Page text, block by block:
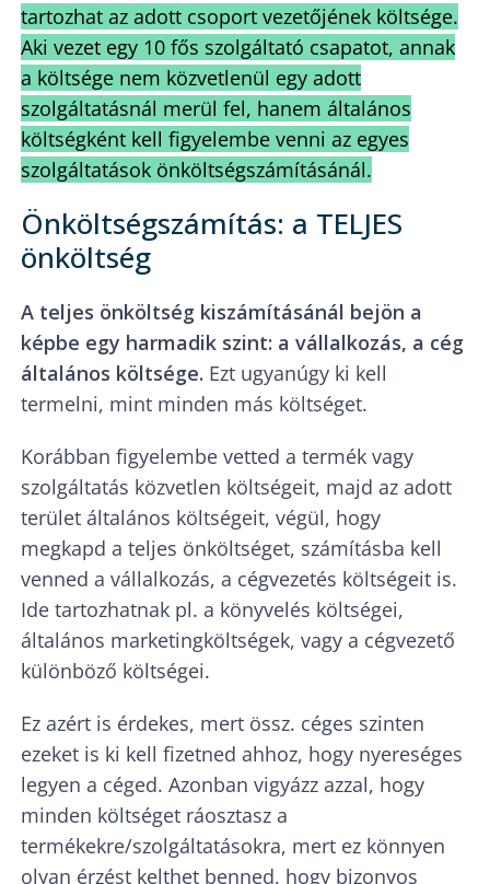
tartozhat az adott csoport vezetőjének költsége.
Aki vezet egy 10 fős szolgáltató csapatot, annak
a költsége nem közvetlenül egy adott
szolgáltatásnál merül fel, hanem általános
költségként kell figyelembe venni az egyes
szolgáltatások önköltségszámításánál.
Önköltségszámítás: a TELJES
önköltség
A teljes önköltség kiszámításánál bejön a
képbe egy harmadik szint: a vállalkozás, a cég
általános költsége. Ezt ugyanúgy ki kell
termelni, mint minden más költséget.
Korábban figyelembe vetted a termék vagy
szolgáltatás közvetlen költségeit, majd az adott
terület általános költségeit, végül, hogy
megkapd a teljes önköltséget, számításba kell
venned a vállalkozás, a cégvezetés költségeit is.
Ide tartozhatnak pl. a könyvelés költségei,
általános marketingköltségek, vagy a cégvezető
különböző költségei.
Ez azért is érdekes, mert össz. céges szinten
ezeket is ki kell fizetned ahhoz, hogy nyereséges
legyen a céged. Azonban vigyázz azzal, hogy
minden költséget ráosztasz a
termékekre/szolgáltatásokra, mert ez könnyen
olyan érzést kelthet benned, hogy bizonyos